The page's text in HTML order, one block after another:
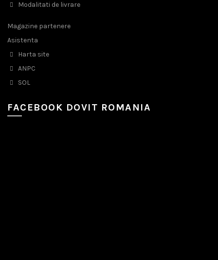
Modalitati de livrare
Magazine partenere
Asistenta
Harta site
ANPC
SOL
FACEBOOK DOVIT ROMANIA